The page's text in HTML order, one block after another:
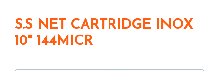
S.S NET CARTRIDGE INOX
10" 144MICR